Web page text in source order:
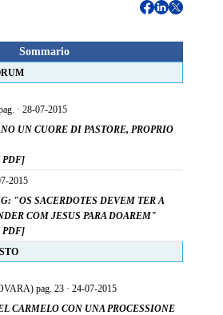
Sommario
· 28-07-2015
UN CUORE DI PASTORE, PROPRIO
PDF]
2015
"OS SACERDOTES DEVEM TER A
COM JESUS PARA DOAREM"
PDF]
pag. 23 · 24-07-2015
CARMELO CON UNA PROCESSIONE